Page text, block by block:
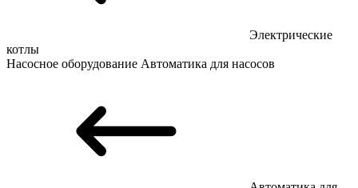
Электрические
котлы
Насосное оборудование Автоматика для насосов